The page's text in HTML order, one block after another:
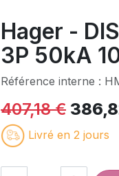
Hager -
3P 50kA
Référence interne :
407,18€
Livré en 2 jours